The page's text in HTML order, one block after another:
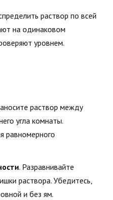
раствор по всей
на одинаковом
уровнем.
раствор между
угла комнаты.
равномерного
. Разравнивайте
раствора. Убедитесь,
и без ям.